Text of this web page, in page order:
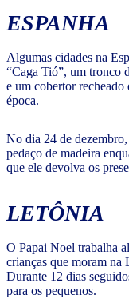
ESPANHA
Algumas cidades na
“Caga Tió”, um tronco
e um cobertor recheado
época.
No dia 24 de
pedaço de madeira
que ele devolva os
LETÔNIA
O Papai Noel trabalha
crianças que moram na
Durante 12 dias
para os pequenos.